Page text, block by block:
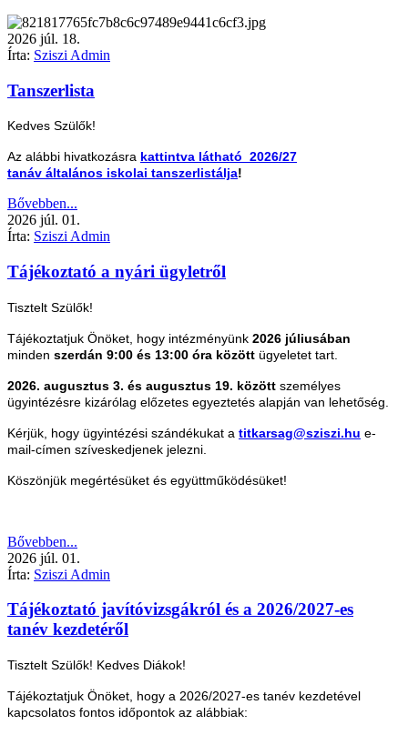
2026 júl. 18.
Írta: Sziszi Admin
Tanszerlista
Kedves Szülők!
Az alábbi hivatkozásra kattintva látható 2026/27
tanáv általános iskolai tanszerlistálja!
Bővebben...
2026 júl. 01.
Írta: Sziszi Admin
Tájékoztató a nyári ügyletről
Tisztelt Szülők!
Tájékoztatjuk Önöket, hogy intézményünk 2026 júliusában
minden szerdán 9:00 és 13:00 óra között ügyeletet tart.
2026. augusztus 3. és augusztus 19. között személyes
ügyintézésre kizárólag előzetes egyeztetés alapján van lehetőség.
Kérjük, hogy ügyintézési szándékukat a titkarsag@sziszi.hu e-
mail-címen szíveskedjenek jelezni.
Köszönjük megértésüket és együttműködésüket!
Bővebben...
2026 júl. 01.
Írta: Sziszi Admin
Tájékoztató javítóvizsgákról és a 2026/2027-es
tanév kezdetéről
Tisztelt Szülők! Kedves Diákok!
Tájékoztatjuk Önöket, hogy a 2026/2027-es tanév kezdetével
kapcsolatos fontos időpontok az alábbiak: